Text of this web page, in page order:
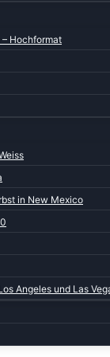
Hochformat
in New Mexico
Angeles und Las